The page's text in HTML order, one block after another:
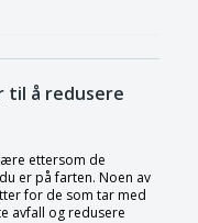
til å redusere
ettersom de
er på farten. Noen av
for de som tar med
avfall og redusere